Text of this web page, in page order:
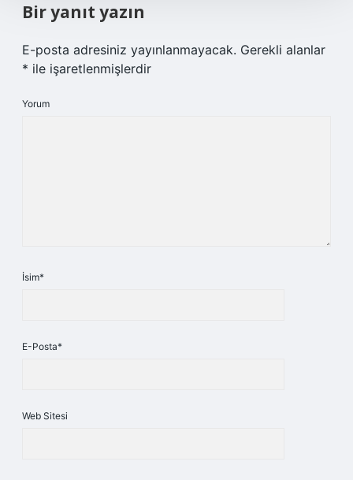
Bir yanıt yazın
E-posta adresiniz yayınlanmayacak. Gerekli alanlar
* ile işaretlenmişlerdir
Yorum
İsim*
E-Posta*
Web Sitesi